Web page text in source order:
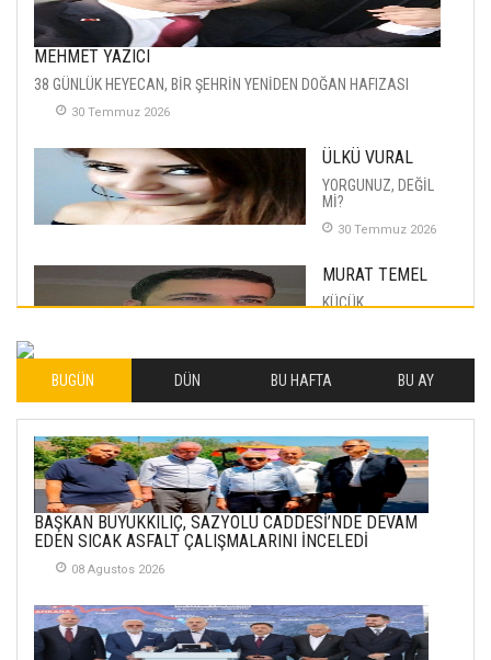
MEHMET YAZICI
38 GÜNLÜK HEYECAN, BİR ŞEHRİN YENİDEN DOĞAN HAFIZASI
30 Temmuz 2026
ÜLKÜ VURAL
YORGUNUZ, DEĞİL
Mİ?
30 Temmuz 2026
MURAT TEMEL
KÜÇÜK
İLHAN YILMAZ
SOFRADA AYRIMCILIK
VAR
26 Subat 2026
METİN ERTEM
YENİ HİCRİ YIL VE
SEMRA ŞAHİN
BUGÜN DÜN BU HAFTA BU AY
BAŞKAN BÜYÜKKILIÇ, SAZYOLU CADDESİ’NDE DEVAM
EDEN SICAK ASFALT ÇALIŞMALARINI İNCELEDİ
08 Agustos 2026